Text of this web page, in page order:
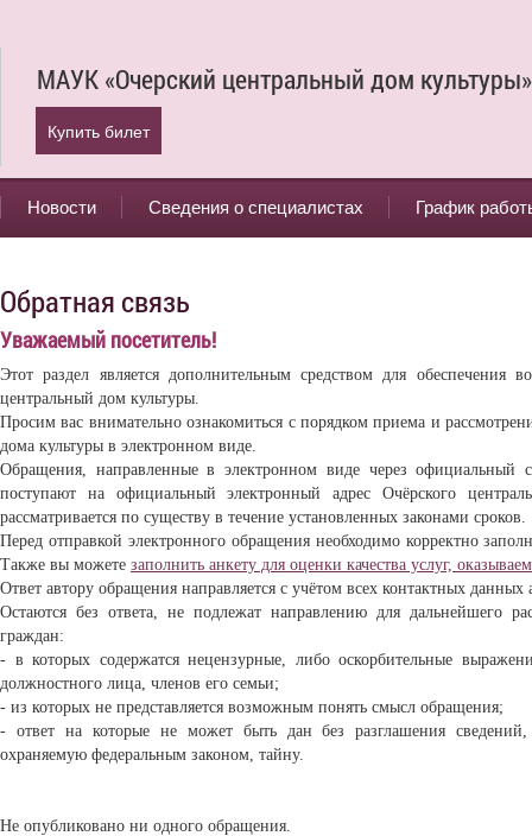
МАУК «Очерский центральный дом культуры»
Купить билет
Новости Сведения о специалистах График
Обратная связь
Уважаемый посетитель!
Этот раздел является дополнительным средством для
центральный дом культуры.
Просим вас внимательно ознакомиться с порядком приема и
дома культуры в электронном виде.
Обращения, направленные в электронном виде через официальный
поступают на официальный электронный адрес Очёрского
рассматривается по существу в течение установленных законами сроков.
Перед отправкой электронного обращения необходимо корректно
Также вы можете заполнить анкету для оценки качества услуг,
Ответ автору обращения направляется с учётом всех контактных данных
Остаются без ответа, не подлежат направлению для дальнейшего
граждан:
- в которых содержатся нецензурные, либо оскорбительные
должностного лица, членов его семьи;
- из которых не представляется возможным понять смысл обращения;
- ответ на которые не может быть дан без разглашения
охраняемую федеральным законом, тайну.
Не опубликовано ни одного обращения.